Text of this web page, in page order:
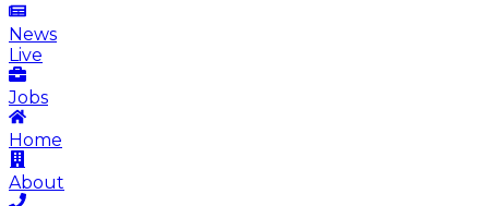
News
Live
Jobs
Home
About